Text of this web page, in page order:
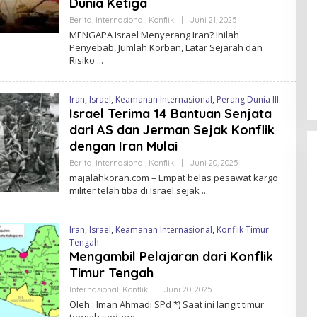
Dunia Ketiga
Berita, Internasional, Konflik Juni 21, 2025
E
H
J
L
A
H
K
A
N
MENGAPA Israel Menyerang Iran? Inilah
Penyebab, Jumlah Korban, Latar Sejarah dan
Risiko
Iran, Israel, Keamanan Internasional, Perang Dunia III
Israel Terima 14 Bantuan Senjata
dari AS dan Jerman Sejak Konflik
dengan Iran Mulai
Berita, Internasional, Konflik Juni 20, 2025
E
A
A
A
H
A
majalahkoran.com – Empat belas pesawat kargo
militer telah tiba di Israel sejak
Iran, Israel, Keamanan Internasional, Konflik Timur
Tengah
Mengambil Pelajaran dari Konflik
Timur Tengah
Internasional, Konflik Juni 20, 2025
L
E
Oleh : Iman Ahmadi SPd *) Saat ini langit timur
Di Tengah Tekanan AS, Kuba
Di Berita, Internasional, Politik | Juni 18, 2026